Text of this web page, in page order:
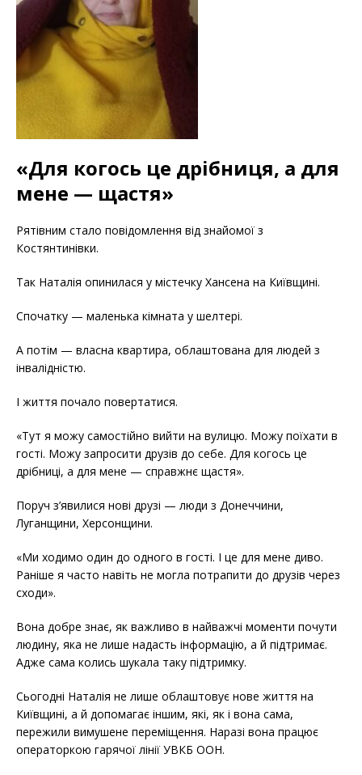
«Для когось це дрібниця, а для
мене — щастя»
Рятівним стало повідомлення від знайомої з
Костянтинівки.
Так Наталія опинилася у містечку Хансена на Київщині.
Спочатку — маленька кімната у шелтері.
А потім — власна квартира, облаштована для людей з
інвалідністю.
І життя почало повертатися.
«Тут я можу самостійно вийти на вулицю. Можу поїхати в
гості. Можу запросити друзів до себе. Для когось це
дрібниці, а для мене — справжнє щастя».
Поруч з’явилися нові друзі — люди з Донеччини,
Луганщини, Херсонщини.
«Ми ходимо один до одного в гості. І це для мене диво.
Раніше я часто навіть не могла потрапити до друзів через
сходи».
Вона добре знає, як важливо в найважчі моменти почути
людину, яка не лише надасть інформацію, а й підтримає.
Адже сама колись шукала таку підтримку.
Сьогодні Наталія не лише облаштовує нове життя на
Київщині, а й допомагає іншим, які, як і вона сама,
пережили вимушене переміщення. Наразі вона працює
операторкою гарячої лінії УВКБ ООН.